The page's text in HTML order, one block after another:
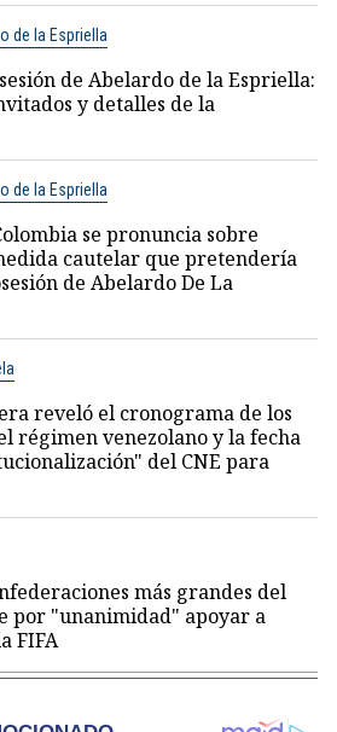
de la Espriella
de Abelardo de la Espriella:
y detalles de la
de la Espriella
se pronuncia sobre
cautelar que pretendería
de Abelardo De La
reveló el cronograma de los
régimen venezolano y la fecha
del CNE para
más grandes del
por "unanimidad" apoyar a
FIFA